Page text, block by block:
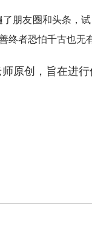
朋友圈和头条，
终者恐怕千古也无
原创，旨在进